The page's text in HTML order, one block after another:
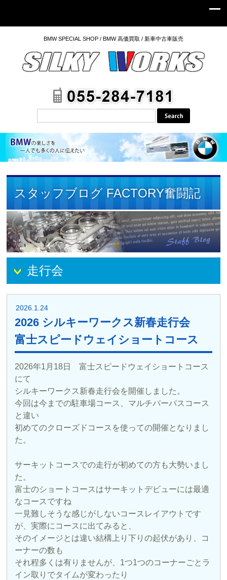
BMW SPECIAL SHOP / BMW 高価買取 / 新車中古車販売
スタッフブログ FACTORY奮闘記
走行会
2026.1.24
2026 シルキーワークス新春走行会
富士スピードウェイショートコース
2026年1月18日 富士スピードウェイショートコース
にて
シルキーワークス新春走行会を開催しました。
今回は今までの駐車場コース、マルチパーパスコース
と違い
初めてのクローズドコースを使っての開催となりまし
た。
サーキットコースでの走行が初めての方も大勢いまし
た。
富士のショートコースはサーキットデビューには最適
なコースですね
一見難しそうな感じがしないコースレイアウトです
が、実際にコースに出てみると、
そのイメージとは違い結構上り下りの起伏があり、コ
ーナーの数も
それ程多くは有りませんが、1つ1つのコーナーごとラ
イン取りでタイムが変わったり